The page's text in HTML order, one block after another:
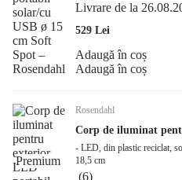
Livrare de la
529 Lei
Adaugă în coș
Adaugă în coș
Premium
Rosendahl
Corp de iluminat
- LED, din plastic reciclat,
18,5 cm
(6)